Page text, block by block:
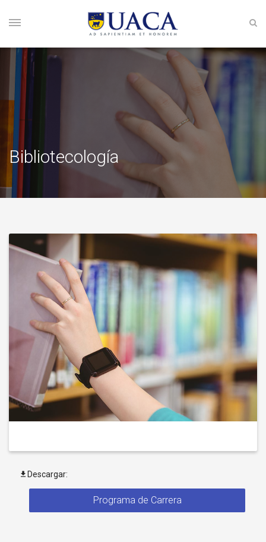
Bibliotecología
Descargar:
Programa de Carrera